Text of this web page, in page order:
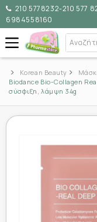
210 5778232-210 577
6984558160
Korean Beauty
Biodance Bio-Collagen
σύσφιξη, λάμψη 34g